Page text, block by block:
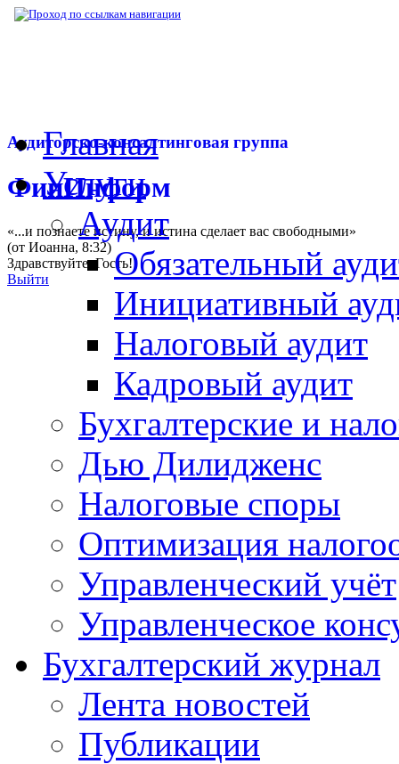
Аудиторско-консалтинговая группа
ФинИнформ
«...и познаете истину, и истина сделает вас свободными»
(от Иоанна, 8:32)
Здравствуйте,Гость!
Выйти
Главная
Услуги
Аудит
Обязательный
Инициативный
Налоговый аудит
Кадровый аудит
Бухгалтерские и
Дью Дилидженс
Налоговые споры
Оптимизация
Управленческий учёт
Управленческое
Бухгалтерский журнал
Лента новостей
Публикации